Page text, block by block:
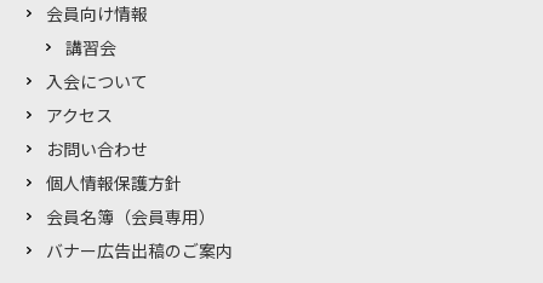
会員向け情報
講習会
入会について
アクセス
お問い合わせ
個人情報保護方針
会員名簿（会員専用）
バナー広告出稿のご案内